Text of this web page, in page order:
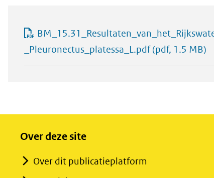
_Pleuronectus_platessa_L.pdf(pdf, 1.5 MB)
Over deze site
Over dit publicatieplatform